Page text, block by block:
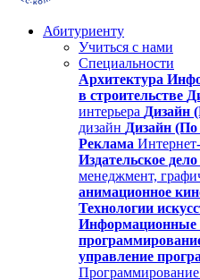
Абитуриенту
Учиться с нами
Специальности
Архитектура
в строительстве
интерьера Дизайн
дизайн Дизайн
Реклама
Издательское дело
менеджмент,
анимационное
Технологии
Информационные
управление
Программирование